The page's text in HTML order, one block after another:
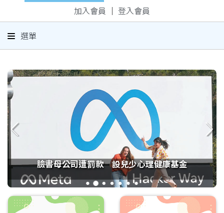
加入會員 ｜ 登入會員
選單
名古屋世界青年會議 高市奪三大賞
1 3 4 5 6 7